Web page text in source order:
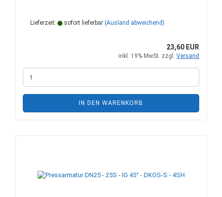
Lieferzeit: sofort lieferbar (Ausland abweichend)
23,60 EUR
inkl. 19% MwSt. zzgl. Versand
IN DEN WARENKORB